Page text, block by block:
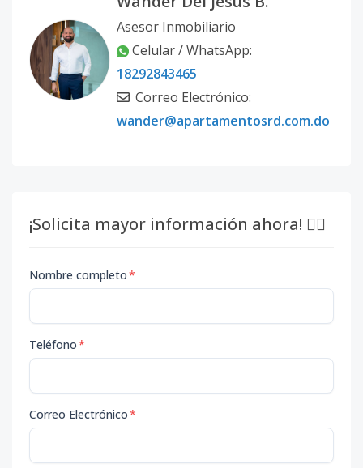
Asesor Inmobiliario
Celular / WhatsApp:
18292843465
Correo Electrónico:
wander@apartamentosrd.com.do
¡Solicita mayor información ahora! 👇🏽
Nombre completo*
Teléfono*
Correo Electrónico*